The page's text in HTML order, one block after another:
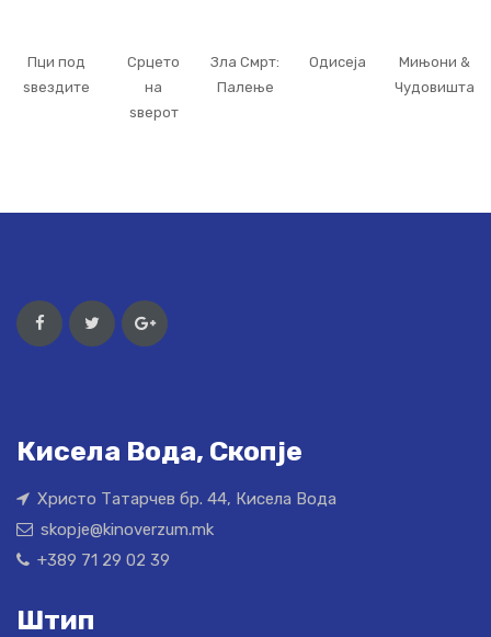
Пци под
ѕвездите
Срцето
на
ѕверот
Зла Смрт:
Палење
Одисеја
Мињони &
Чудовишта
Кисела Вода, Скопје
Христо Татарчев бр. 44, Кисела Вода
skopje@kinoverzum.mk
+389 71 29 02 39
Штип